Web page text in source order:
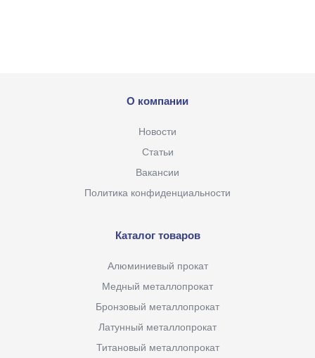
О компании
Новости
Статьи
Вакансии
Политика конфиденциальности
Каталог товаров
Алюминиевый прокат
Медный металлопрокат
Бронзовый металлопрокат
Латунный металлопрокат
Титановый металлопрокат